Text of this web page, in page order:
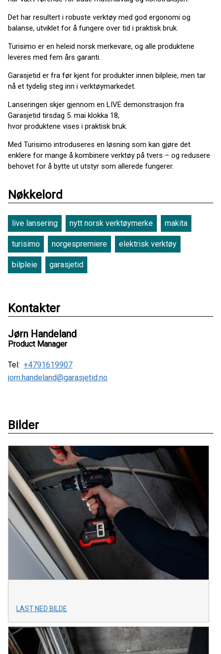
Det har resultert i robuste verktøy med god ergonomi og
balanse, utviklet for å fungere over tid i praktisk bruk.
Turisimo er en heleid norsk merkevare, og alle produktene
leveres med fem års garanti.
Garasjetid er fra før kjent for produkter innen bilpleie, men tar
nå et tydelig steg inn i verktøymarkedet.
Lanseringen skjer gjennom en LIVE demonstrasjon fra
Garasjetid tirsdag 5. mai klokka 18,
hvor produktene vises i praktisk bruk.
Med Turisimo introduseres en løsning som kan gjøre det
enklere for mange å kombinere verktøy på tvers – og redusere
behovet for å bytte ut utstyr som allerede fungerer.
Nøkkelord
live lansering nytt norsk verktøymerke makita
turisimo norgespremiere elektrisk verktøy
bilpleie garasjetid
Kontakter
Jørn Handeland
Product Manager
Tel: +4791619907
jorn.handeland@garasjetid.no
Bilder
LAST NED BILDE